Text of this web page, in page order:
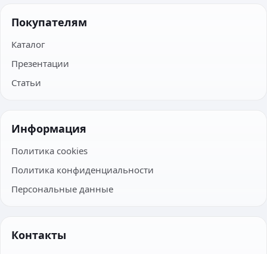
Покупателям
Каталог
Презентации
Статьи
Информация
Политика cookies
Политика конфиденциальности
Персональные данные
Контакты